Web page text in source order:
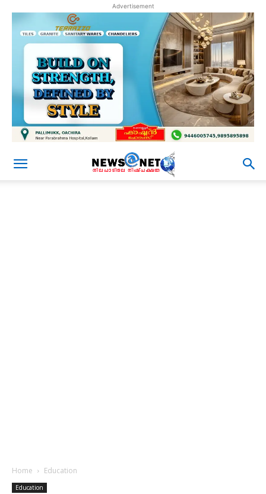
Advertisement
Home Education
Education